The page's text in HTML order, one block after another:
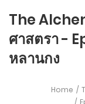
The
ศาสตรา -
หลานกง
Home